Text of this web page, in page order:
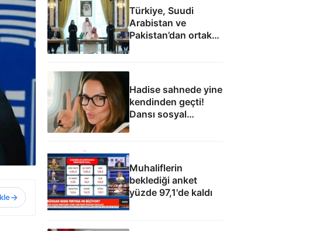
Türkiye, Suudi
Arabistan ve
Pakistan’dan ortak
savunma
metni
Hadise sahnede yine
kendinden geçti!
Dansı sosyal
medyada gündem
Muhaliflerin
beklediği anket
yüzde 97,1'de kaldı